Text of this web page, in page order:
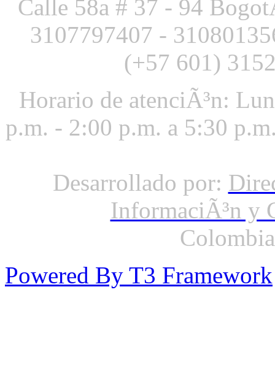
Calle 58a # 37 - 94
3107797407 -
(+57 601)
Horario de atenciÃ³n:
p.m. - 2:00 p.m. a 5:30
Desarrollado por:
InformaciÃ³n y
Powered By T3 Framework